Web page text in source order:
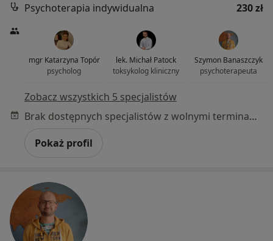
Psychoterapia indywidualna
230 zł
mgr Katarzyna Topór
psycholog
lek. Michał Patock
toksykolog kliniczny
Szymon Banaszczyk
psychoterapeuta
Zobacz wszystkich 5 specjalistów
Brak dostępnych specjalistów z wolnymi terminami w tym centrum medycznym.
Pokaż profil